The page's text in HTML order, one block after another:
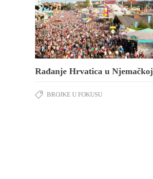
Rađanje Hrvatica u Njemačkoj
BROJKE U FOKUSU